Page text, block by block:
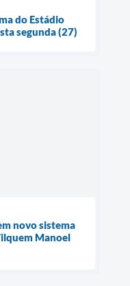
do Estádio
segunda (27)
novo sistema
Manoel